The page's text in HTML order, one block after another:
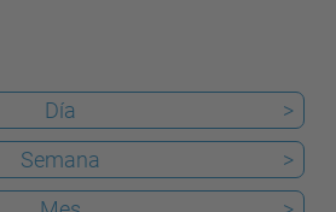
Día
>
Semana
>